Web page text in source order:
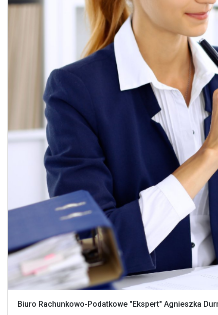
Biuro Rachunkowo-Podatkowe "Ekspert" Agnieszka